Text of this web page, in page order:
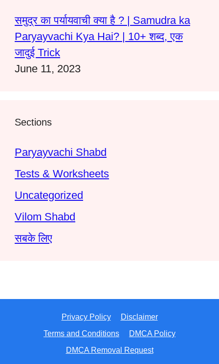
समुद्र का पर्यायवाची क्या है ? | Samudra ka
Paryayvachi Kya Hai? | 10+ शब्द, एक
जादुई Trick
June 11, 2023
Sections
Paryayvachi Shabd
Tests & Worksheets
Uncategorized
Vilom Shabd
सबके लिए
Privacy Policy
Disclaimer
Terms and Conditions
DMCA Policy
DMCA Removal Request